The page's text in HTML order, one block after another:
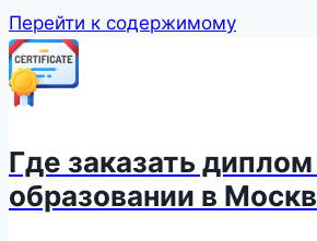
Перейти к содержимому
Где заказать
образовании в